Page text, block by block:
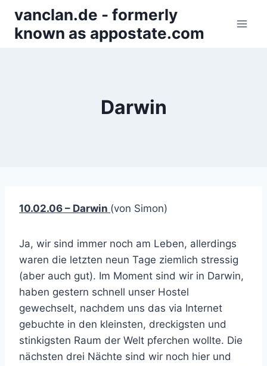
Inhalt
springen
vanclan.de - formerly
known as appostate.com
Darwin
10.02.06 – Darwin (von Simon)
Ja, wir sind immer noch am Leben, allerdings
waren die letzten neun Tage ziemlich stressig
(aber auch gut). Im Moment sind wir in Darwin,
haben gestern schnell unser Hostel
gewechselt, nachdem uns das via Internet
gebuchte in den kleinsten, dreckigsten und
stinkigsten Raum der Welt pferchen wollte. Die
nächsten drei Nächte sind wir noch hier und